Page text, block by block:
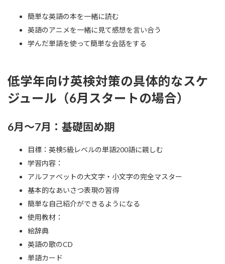
簡単な英語の本を一緒に読む
英語のアニメを一緒に見て感想を言い合う
学んだ単語を使って簡単な会話をする
低学年向け英検対策の具体的なスケ
ジュール（6月スタートの場合）
6月～7月：基礎固め期
目標：英検5級レベルの単語200語に親しむ
学習内容：
アルファベットの大文字・小文字の完全マスター
基本的なあいさつ表現の習得
簡単な自己紹介ができるようになる
使用教材：
絵辞典
英語の歌のCD
単語カード